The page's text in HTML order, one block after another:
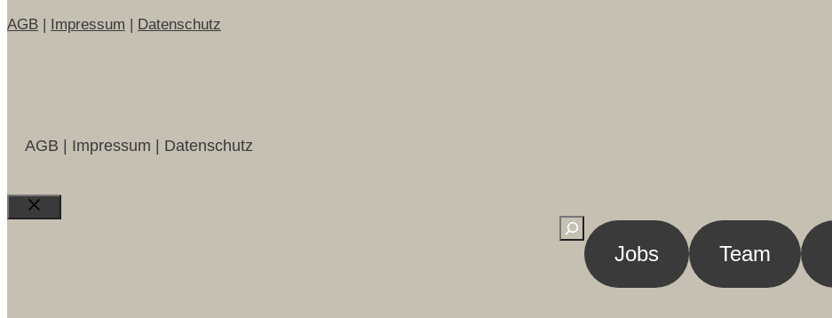
AGB | Impressum | Datenschutz
AGB | Impressum | Datenschutz
Close Suchen
Jobs Team